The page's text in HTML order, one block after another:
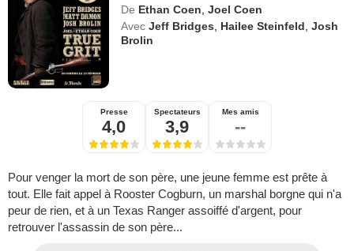
De Ethan Coen ,Joel Coen
Avec Jeff Bridges Hailee Steinfeld ,Josh
Brolin
Presse
4,0
Spectateurs
3,9
Mes amis
--
Pour venger la mort de son père, une jeune femme est prête à
tout. Elle fait appel à Rooster Cogburn, un marshal borgne qui n'a
peur de rien, et à un Texas Ranger assoiffé d'argent, pour
retrouver l'assassin de son père...